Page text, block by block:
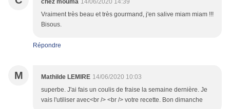
chez mouma 14/06/2020 14:39
Vraiment très beau et très gourmand, j'en salive miam miam !!!
Bisous.
Répondre
M Mathilde LEMIRE 14/06/2020 10:03
superbe. J'ai fais un coulis de fraise la semaine dernière. Je
vais l'utiliser avec<br /> <br /> votre recette. Bon dimanche